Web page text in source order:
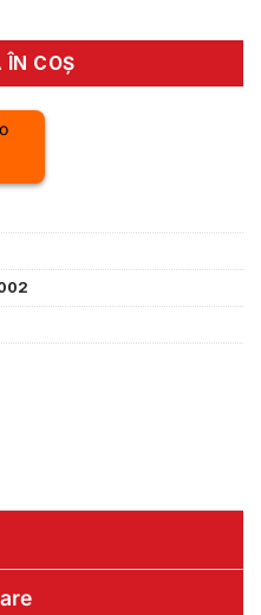
King 2.2 27.5x2.20 55-
ÎN COȘ